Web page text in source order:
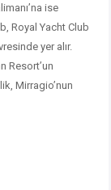
ise
Royal Yacht Club
yer alır.
Resort’un
Mirragio’nun